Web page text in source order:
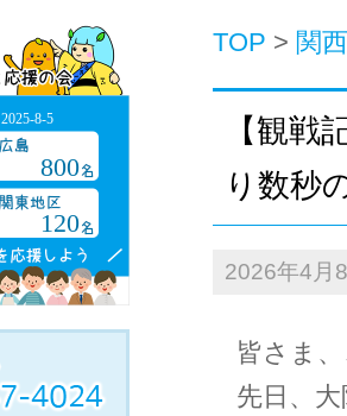
2025-8-5
800
120
TOP > 関
【観戦
り数秒
2026年4月
皆さま
先日、